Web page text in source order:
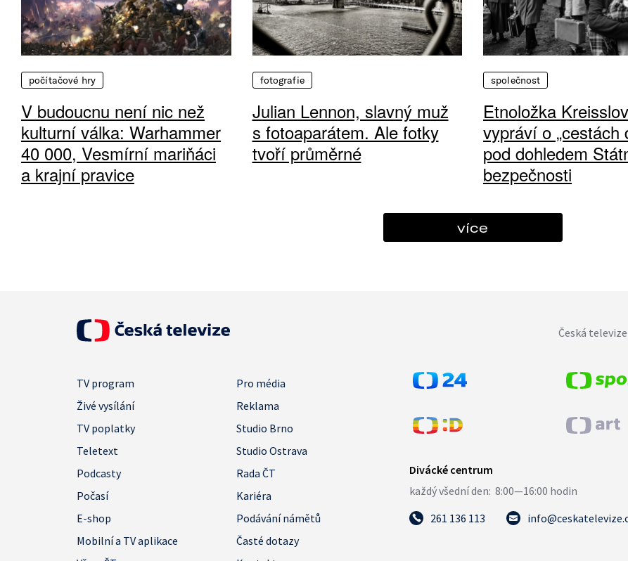
počítačové hry
V budoucnu není nic než
kulturní válka: Warhammer
40 000, Vesmírní mariňáci
a krajní pravice
fotografie
Julian Lennon, slavný muž
s fotoaparátem. Ale fotky
tvoří průměrné
společnost
Etnoložka
vypráví o „cestách
pod dohledem
bezpečnosti
více
Česká
TV program
Pro média
Živé vysílání
Reklama
TV poplatky
Studio Brno
Teletext
Studio Ostrava
Podcasty
Rada ČT
Počasí
Kariéra
E-shop
Podávání námětů
Mobilní a TV aplikace
Časté dotazy
261 136 113